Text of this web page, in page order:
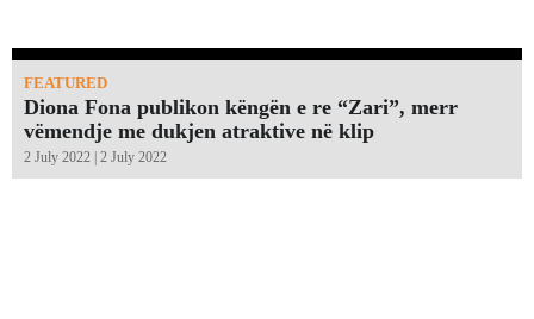
FEATURED
Diona Fona publikon këngën e re “Zari”, merr
vëmendje me dukjen atraktive në klip
2 July 2022 | 2 July 2022